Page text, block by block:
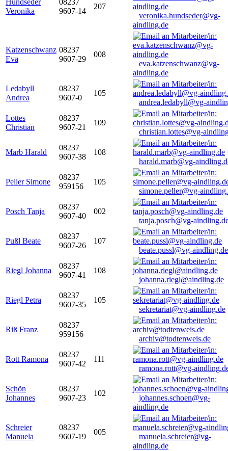
Hundseder
Veronika
08237
9607-14
207
veronika.hundseder@vg-
aindling.de
Katzenschwanz
Eva
08237
9607-29
008
eva.katzenschwanz@vg-
aindling.de
Ledabyll
Andrea
08237
9607-0
105
andrea.ledabyll@vg-
Lottes
Christian
08237
9607-21
109
christian.lottes@vg-
Marb Harald
08237
9607-38
108
harald.marb@vg-
Peller Simone
08237
959156
105
simone.peller@vg-
Posch Tanja
08237
9607-40
002
tanja.posch@vg-
Pußl Beate
08237
9607-26
107
beate.pussl@vg-aindling.de
Riegl Johanna
08237
9607-41
108
johanna.riegl@aindling.de
Riegl Petra
08237
9607-35
105
sekretariat@vg-aindling.de
Riß Franz
08237
959156
archiv@todtenweis.de
Rott Ramona
08237
9607-42
111
ramona.rott@vg-
Schön
Johannes
08237
9607-23
102
johannes.schoen@vg-
aindling.de
Schreier
Manuela
08237
9607-19
005
manuela.schreier@vg-
aindling.de